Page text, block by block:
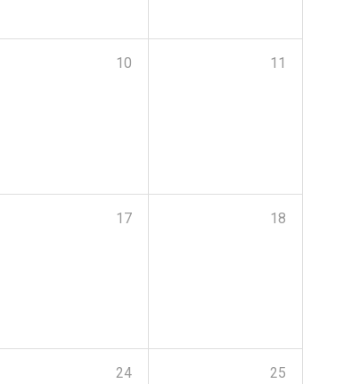
10 11
17 18
24 25